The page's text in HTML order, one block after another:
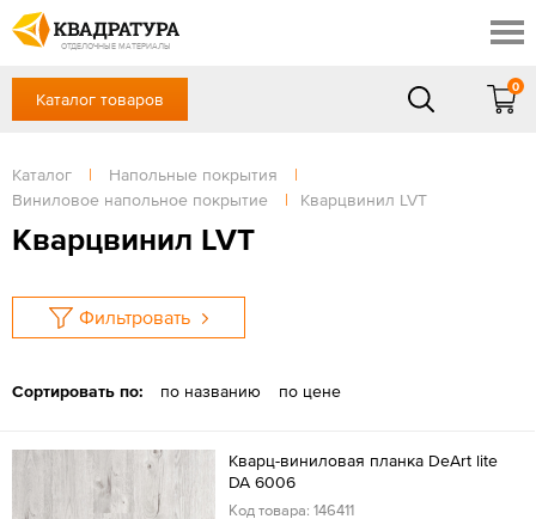
ОТДЕЛОЧНЫЕ МАТЕРИАЛЫ
Профи
Акции
Готовые решения
Доставка и оплата
Отзывы
+7 918 999 1656
Сб, Вс — выходной
ЗАКАЗАТЬ ЗВОНОК
Вход / Регистрация
Каталог товаров
0
Каталог | Напольные покрытия
|
Виниловое напольное покрытие
| Кварцвинил LVT
Кварцвинил LVT
Фильтровать
Сортировать по: по названию по цене
Кварц-виниловая планка DeArt lite
DA 6006
Код товара: 146411